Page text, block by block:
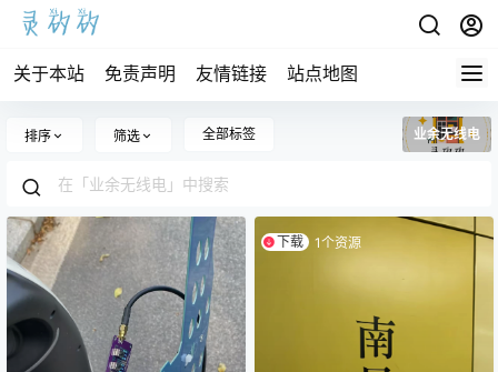
关于本站 免责声明 友情链接 站点地图
排序 筛选 全部标签 业余无线电
下载 1个资源